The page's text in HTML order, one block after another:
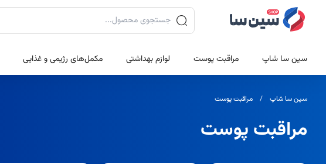
جستجوی محصولات
سین سا شاپ مراقبت پوست لوازم بهداشتی مکمل‌های رژیمی و غذایی
سین سا شاپ مراقبت پوست
مراقبت پوست